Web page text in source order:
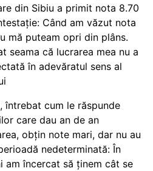
din Sibiu a primit nota 8.70
Când am văzut nota
mă puteam opri din plâns.
seama că lucrarea mea nu a
în adevăratul sens al
întrebat cum le răspunde
care dau an de an
obțin note mari, dar nu au
nedeterminată: În
am încercat să ținem cât se